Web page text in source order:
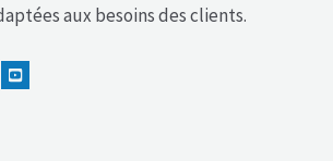
aux besoins des clients.